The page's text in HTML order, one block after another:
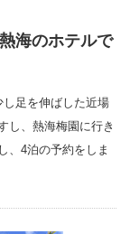
海のホテルで
足を伸ばした近場
し、熱海梅園に行き
、4泊の予約をしま